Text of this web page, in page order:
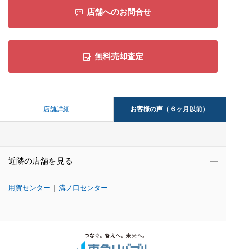
店舗へのお問合せ
無料売却査定
店舗詳細 お客様の声（６ヶ月以前）
近隣の店舗を見る
用賀センター 溝ノ口センター